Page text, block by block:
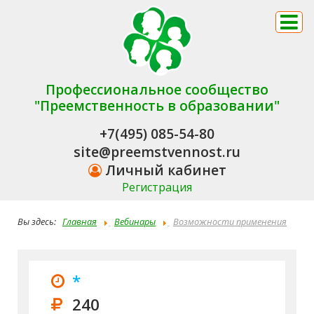
Профессиональное сообщество
"Преемственность в образовании"
+7(495) 085-54-80
site@preemstvennost.ru
Личный кабинет
Регистрация
Вы здесь: Главная Вебинары
Возможности применения
*
240